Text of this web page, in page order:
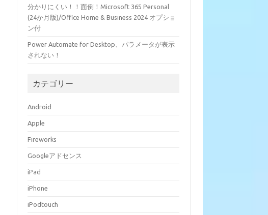
分かりにくい！！面倒！Microsoft 365 Personal
(24か月版)/Office Home & Business 2024 オプショ
ン付
Power Automate for Desktop、パラメータが表示
されない！
カテゴリー
Android
Apple
Fireworks
Googleアドセンス
iPad
iPhone
iPodtouch